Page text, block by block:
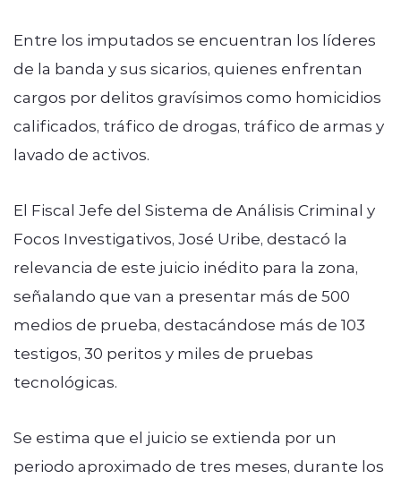
Entre los imputados se encuentran los líderes
de la banda y sus sicarios, quienes enfrentan
cargos por delitos gravísimos como homicidios
calificados, tráfico de drogas, tráfico de armas y
lavado de activos.
El Fiscal Jefe del Sistema de Análisis Criminal y
Focos Investigativos, José Uribe, destacó la
relevancia de este juicio inédito para la zona,
señalando que van a presentar más de 500
medios de prueba, destacándose más de 103
testigos, 30 peritos y miles de pruebas
tecnológicas.
Se estima que el juicio se extienda por un
periodo aproximado de tres meses, durante los